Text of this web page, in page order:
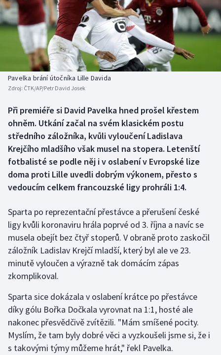
Americký fotbal
Baseball a softbal
Basketbal
Biatlon
Box
Curling
Dostihy
Futsal
Golf
Gymnastika
Jezdectví
Judo
NEPŘEHLÉDNĚTE
Soutěže
Historické návraty
Aplikace ČT sport
Pavelka brání útočníka Lille Davida
Zdroj: ČTK/AP/Petr David Josek
Při premiéře si David Pavelka hned prošel křestem
ohněm. Utkání začal na svém klasickém postu
středního záložníka, kvůli vyloučení Ladislava
Krejčího mladšího však musel na stopera. Letenští
fotbalisté se podle něj i v oslabení v Evropské lize
doma proti Lille uvedli dobrým výkonem, přesto s
vedoucím celkem francouzské ligy prohráli 1:4.
Sparta po reprezentační přestávce a přerušení české
ligy kvůli koronaviru hrála poprvé od 3. října a navíc se
musela obejít bez čtyř stoperů. V obraně proto zaskočil
záložník Ladislav Krejčí mladší, který byl ale ve 23.
minutě vyloučen a výrazně tak domácím zápas
zkomplikoval.
Sparta sice dokázala v oslabení krátce po přestávce
díky gólu Bořka Dočkala vyrovnat na 1:1, hosté ale
nakonec přesvědčivě zvítězili. "Mám smíšené pocity.
Myslím, že tam byly dobré věci a vyzkoušeli jsme si, že i
s takovými týmy můžeme hrát," řekl Pavelka.